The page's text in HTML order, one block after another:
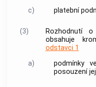
c) platební
(3)
Rozhodnutí
obsahuje
odstavci 1
a)
podmínky
posouzení